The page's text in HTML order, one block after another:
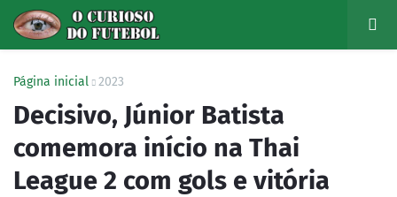
Página inicial 2023
Decisivo, Júnior Batista
comemora início na Thai
League 2 com gols e vitória